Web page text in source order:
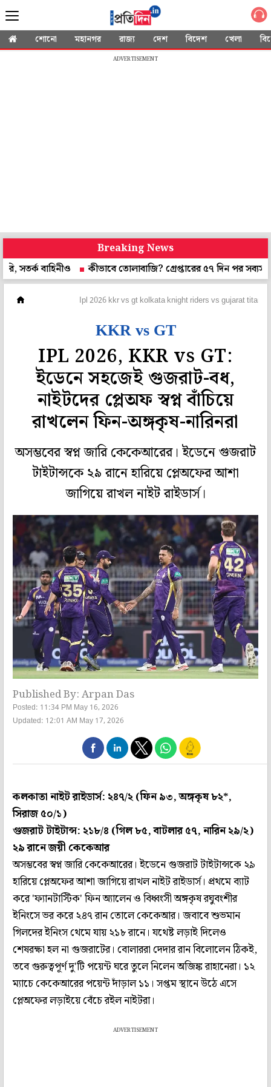
শোনো মহানগর রাজ্য দেশ বিদেশ খেলা
ADVERTISEMENT
Breaking News
কীভাবে তোলাবাজি? গ্রেপ্তারের ৫৭ দিন পর সব্যসাচী
Ipl 2026 kkr vs gt kolkata knight riders vs gujarat titans
KKR vs GT
IPL 2026, KKR vs GT:
ইডেনে সহজেই গুজরাট-বধ,
নাইটদের প্লেঅফ স্বপ্ন বাঁচিয়ে
রাখলেন ফিন-অঙ্গকৃষ-নারিনরা
অসম্ভবের স্বপ্ন জারি কেকেআরের। ইডেনে গুজরাট
টাইটান্সকে ২৯ রানে হারিয়ে প্লেঅফের আশা
জাগিয়ে রাখল নাইট রাইডার্স।
Published By: Arpan Das
Posted: 11:34 PM May 16, 2026
Updated: 12:01 AM May 17, 2026
কলকাতা নাইট রাইডার্স: ২৪৭/২ (ফিন ৯৩, অঙ্গকৃষ ৮২*,
সিরাজ ৫০/১)
গুজরাট টাইটান্স: ২১৮/৪ (গিল ৮৫, বাটলার ৫৭, নারিন ২৯/২)
২৯ রানে জয়ী কেকেআর
অসম্ভবের স্বপ্ন জারি কেকেআরের। ইডেনে গুজরাট টাইটান্সকে ২৯
হারিয়ে প্লেঅফের আশা জাগিয়ে রাখল নাইট রাইডার্স। প্রথমে ব্যাট
করে 'ফ্যানটাস্টিক' ফিন অ্যালেন ও বিধ্বংসী অঙ্গকৃষ রঘুবংশীর
ইনিংসে ভর করে ২৪৭ রান তোলে কেকেআর। জবাবে শুভমান
গিলদের ইনিংস থেমে যায় ২১৮ রানে। যথেষ্ট লড়াই দিলেও
শেষরক্ষা হল না গুজরাটের। বোলাররা দেদার রান বিলোলেন ঠিকই,
তবে গুরুত্বপূর্ণ দু'টি পয়েন্ট ঘরে তুলে নিলেন অজিঙ্ক রাহানেরা। ১২
ম্যাচে কেকেআরের পয়েন্ট দাঁড়াল ১১। সপ্তম স্থানে উঠে এসে
প্লেঅফের লড়াইয়ে বেঁচে রইল নাইটরা।
ADVERTISEMENT